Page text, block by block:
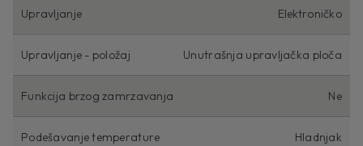
Upravljanje Elektroničko
Upravljanje - položaj Unutrašnja upravljačka ploča
Funkcija brzog zamrzavanja Ne
Podešavanje temperature Hladnjak